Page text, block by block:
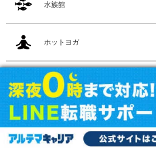
水族館
ホットヨガ
スポーツクラブ
都内サウナ